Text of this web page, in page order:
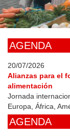
Skip
to
main
AGENDA
20/07/2026
Alianzas para el
alimentación
Jornada
Europa, África,
AGENDA